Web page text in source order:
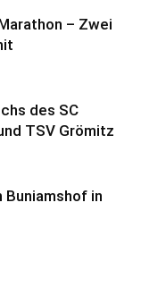
– Zwei
des SC
TSV Grömitz
in